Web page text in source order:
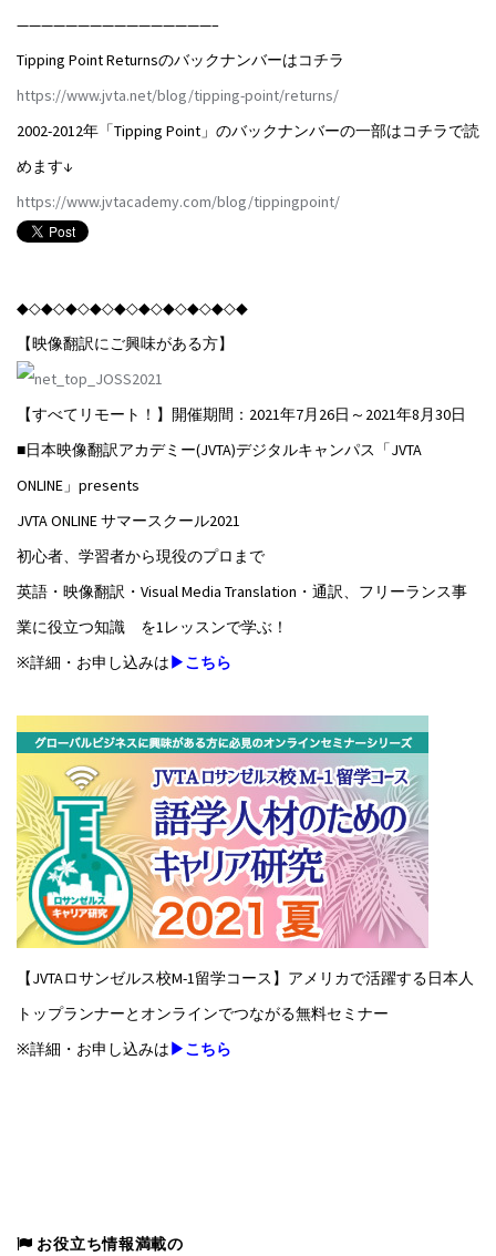
————————————————–
Tipping Point Returnsのバックナンバーはコチラ
https://www.jvta.net/blog/tipping-point/returns/
2002-2012年「Tipping Point」のバックナンバーの一部はコチラで読
めます↓
https://www.jvtacademy.com/blog/tippingpoint/
◆◇◆◇◆◇◆◇◆◇◆◇◆◇◆◇◆◇◆
【映像翻訳にご興味がある方】
【すべてリモート！】開催期間：2021年7月26日～2021年8月30日
■日本映像翻訳アカデミー(JVTA)デジタルキャンパス「JVTA
ONLINE」presents
JVTA ONLINE サマースクール2021
初心者、学習者から現役のプロまで
英語・映像翻訳・Visual Media Translation・通訳、フリーランス事
業に役立つ知識 を1レッスンで学ぶ！
※詳細・お申し込みは▶こちら
【JVTAロサンゼルス校M-1留学コース】アメリカで活躍する日本人
トップランナーとオンラインでつながる無料セミナー
※詳細・お申し込みは▶こちら
お役立ち情報満載の